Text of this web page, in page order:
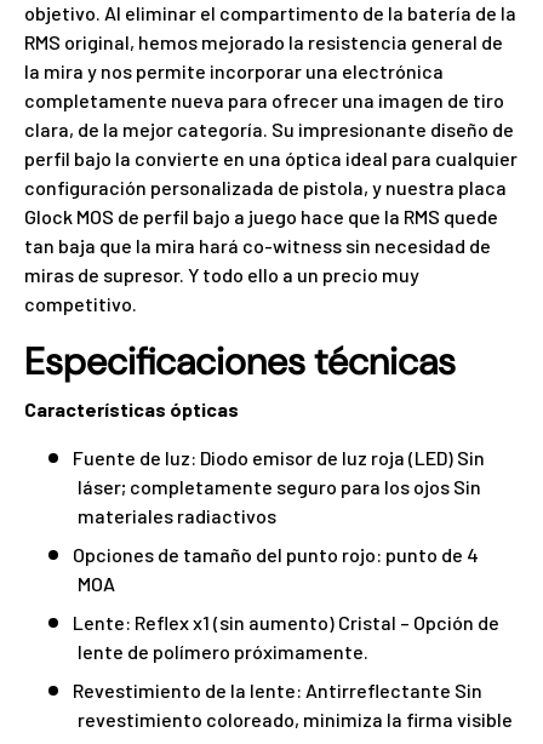
objetivo. Al eliminar el compartimento de la batería de la
RMS original, hemos mejorado la resistencia general de
la mira y nos permite incorporar una electrónica
completamente nueva para ofrecer una imagen de tiro
clara, de la mejor categoría. Su impresionante diseño de
perfil bajo la convierte en una óptica ideal para cualquier
configuración personalizada de pistola, y nuestra placa
Glock MOS de perfil bajo a juego hace que la RMS quede
tan baja que la mira hará co-witness sin necesidad de
miras de supresor. Y todo ello a un precio muy
competitivo.
Especificaciones técnicas
Características ópticas
Fuente de luz: Diodo emisor de luz roja (LED) Sin
láser; completamente seguro para los ojos Sin
materiales radiactivos
Opciones de tamaño del punto rojo: punto de 4
MOA
Lente: Reflex x1 (sin aumento) Cristal – Opción de
lente de polímero próximamente.
Revestimiento de la lente: Antirreflectante Sin
revestimiento coloreado, minimiza la firma visible